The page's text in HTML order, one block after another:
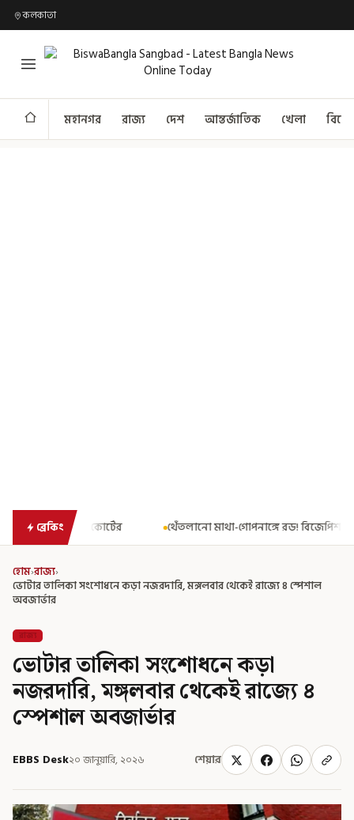
কলকাতা
মহানগর রাজ্য দেশ আন্তর্জাতিক খেলা
ব্রেকিং
থেঁতলানো মাথা-গোপনাঙ্গে রড! বিজেপিশাসিত অসমে নাবালিকার নৃশংস
হোম›রাজ্য›
ভোটার তালিকা সংশোধনে কড়া নজরদারি, মঙ্গলবার থেকেই রাজ্যে ৪ স্পেশাল
অবজার্ভার
রাজ্য
ভোটার তালিকা সংশোধনে কড়া
নজরদারি, মঙ্গলবার থেকেই রাজ্যে ৪
স্পেশাল অবজার্ভার
EBBS Desk২০ জানুয়ারি, ২০২৬ শেয়ার